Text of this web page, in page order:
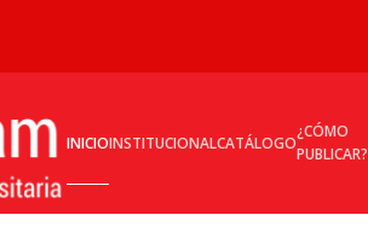
INICIOINSTITUCIONALCATÁLOGO
¿CÓMO
PUBLICAR?